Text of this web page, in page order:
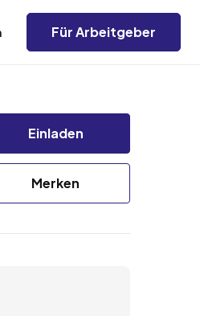
Für Arbeitgeber
Einladen
Merken